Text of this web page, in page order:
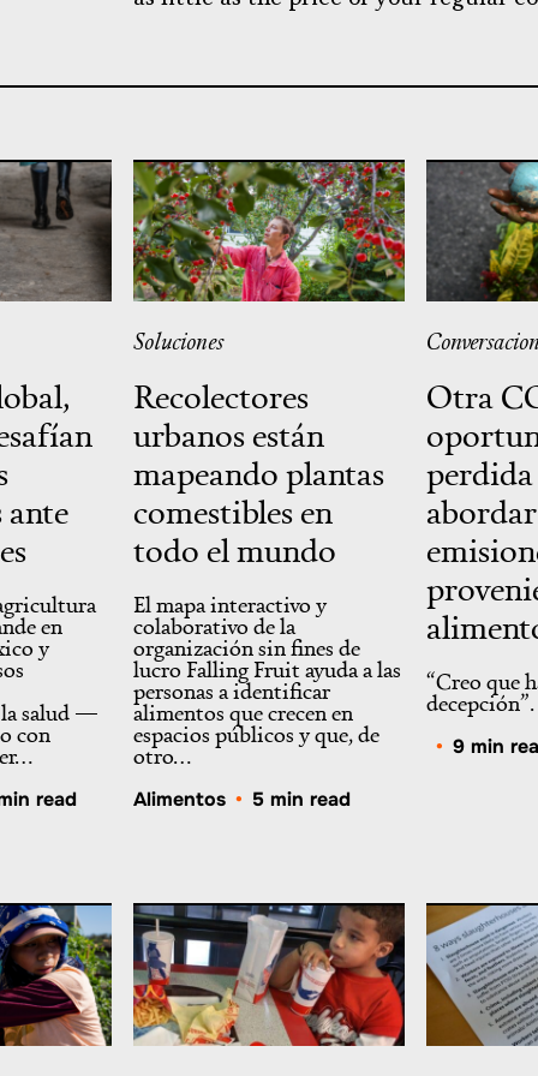
en
y
salud —
con
read
Soluciones
Recolectores
urbanos están
mapeando plantas
comestibles en
todo el mundo
El mapa interactivo y
colaborativo de la
organización sin fines de
lucro Falling Fruit ayuda a las
personas a identificar
alimentos que crecen en
espacios públicos y que, de
otro…
Alimentos • 5 min read
Otra
“Creo que
decepción”.
• 9 min